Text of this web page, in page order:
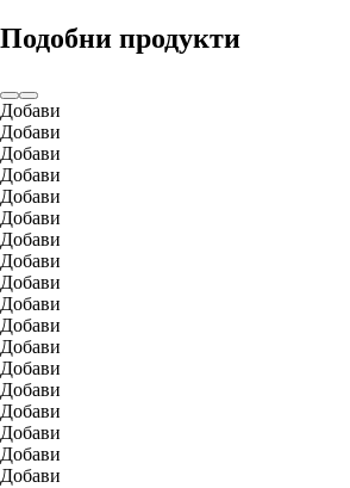
Подобни продукти
Добави
Добави
Добави
Добави
Добави
Добави
Добави
Добави
Добави
Добави
Добави
Добави
Добави
Добави
Добави
Добави
Добави
Добави